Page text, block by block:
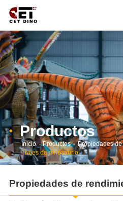
Productos
Inicio - Productos - Propiedades
Trajes de dinosaurio
Propiedades de